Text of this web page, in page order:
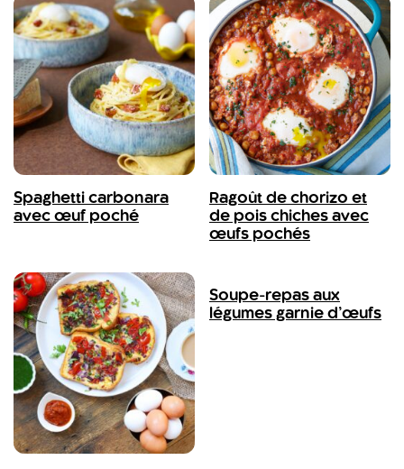
Spaghetti carbonara
avec œuf poché
Ragoût de chorizo et
de pois chiches avec
œufs pochés
Soupe-repas aux
légumes garnie d’œufs